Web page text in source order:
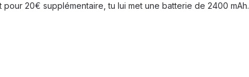
20€ supplémentaire, tu lui met une batterie de 2400 mAh.